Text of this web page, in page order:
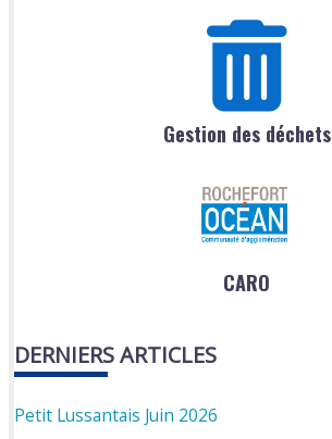
Gestion des déchets
CARO
DERNIERS ARTICLES
Petit Lussantais Juin 2026